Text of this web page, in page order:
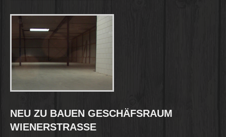
NEU ZU BAUEN GESCHÄFSRAUM
WIENERSTRASSE